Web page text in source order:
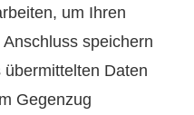
um Ihren
speichern
Daten
Gegenzug